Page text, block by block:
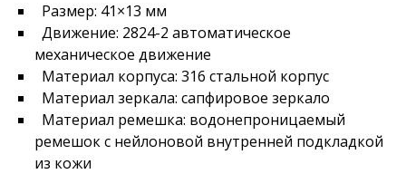
Размер: 41×13 мм
Движение: 2824-2 автоматическое
механическое движение
Материал корпуса: 316 стальной корпус
Материал зеркала: сапфировое зеркало
Материал ремешка: водонепроницаемый
ремешок с нейлоновой внутренней подкладкой
из кожи